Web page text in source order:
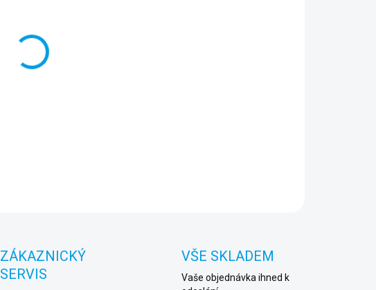
ZÁKAZNICKÝ
SERVIS
VŠE SKLADEM
Vaše objednávka ihned k